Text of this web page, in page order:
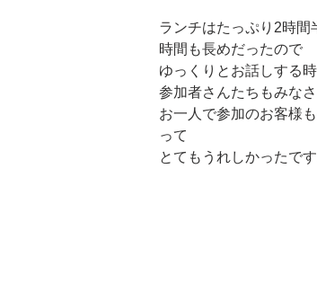
ランチはたっぷり2時間
時間も長めだったので
ゆっくりとお話しする時
参加者さんたちもみな
お一人で参加のお客様
って
とてもうれしかったで